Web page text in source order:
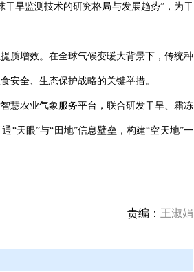
旱监测技术的研究格局与发展趋势”，为干
质增效。在全球气候变暖大背景下，传统种
安全、生态保护战略的关键举措。
慧农业气象服务平台，联合研发干旱、霜冻
“天眼”与“田地”信息壁垒，构建“空天地”一
责编： 王淑娟